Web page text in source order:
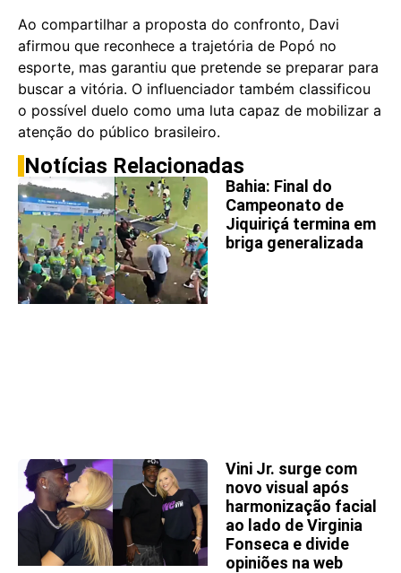
Ao compartilhar a proposta do confronto, Davi
afirmou que reconhece a trajetória de Popó no
esporte, mas garantiu que pretende se preparar para
buscar a vitória. O influenciador também classificou
o possível duelo como uma luta capaz de mobilizar a
atenção do público brasileiro.
Notícias Relacionadas
Bahia: Final do
Campeonato de
Jiquiriçá termina em
briga generalizada
Vini Jr. surge com
novo visual após
harmonização facial
ao lado de Virginia
Fonseca e divide
opiniões na web